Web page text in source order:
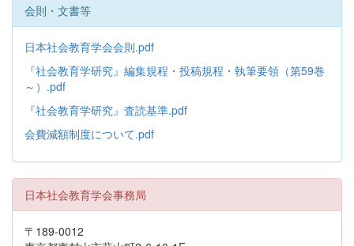
会則・文書等
日本社会教育学会会則.pdf
『社会教育学研究』編集規程・投稿規程・執筆要領（第59巻
～）.pdf
『社会教育学研究』査読基準.pdf
会費減額制度について.pdf
日本社会教育学会事務局
〒189-0012